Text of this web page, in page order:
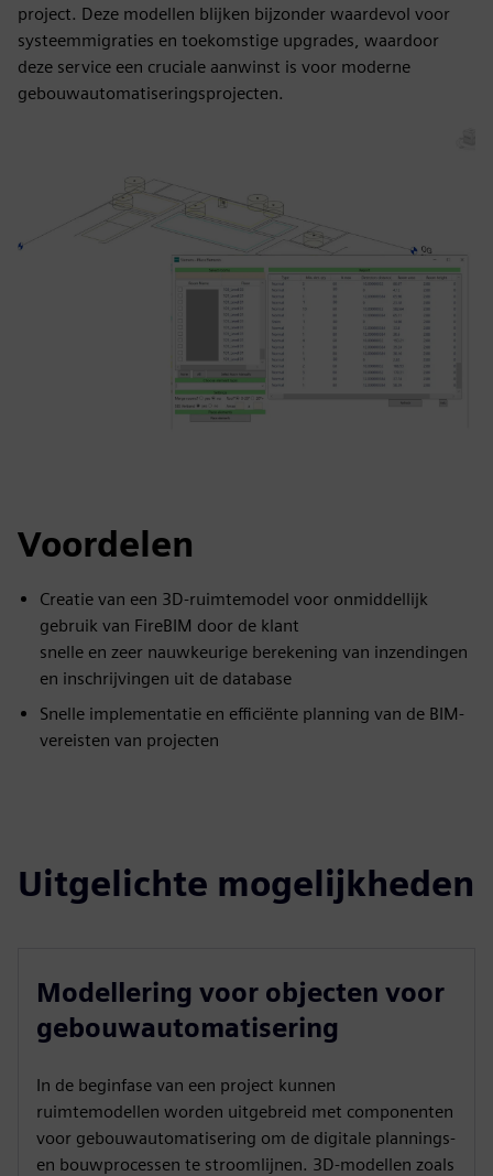
project. Deze modellen blijken bijzonder waardevol voor
systeemmigraties en toekomstige upgrades, waardoor
deze service een cruciale aanwinst is voor moderne
gebouwautomatiseringsprojecten.
Voordelen
Creatie van een 3D-ruimtemodel voor onmiddellijk
gebruik van FireBIM door de klant
snelle en zeer nauwkeurige berekening van inzendingen
en inschrijvingen uit de database
Snelle implementatie en efficiënte planning van de BIM-
vereisten van projecten
Uitgelichte mogelijkheden
Modellering voor objecten voor
gebouwautomatisering
In de beginfase van een project kunnen
ruimtemodellen worden uitgebreid met componenten
voor gebouwautomatisering om de digitale plannings-
en bouwprocessen te stroomlijnen. 3D-modellen zoals